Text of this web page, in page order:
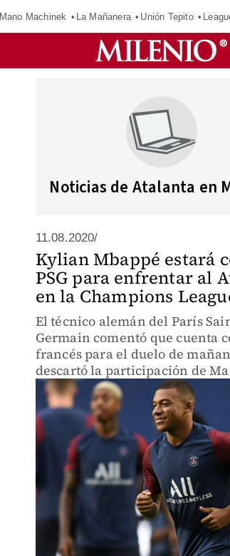
Mano Machinek La Mañanera Unión Tepito
Noticias de Atalanta en
11.08.2020/
Kylian Mbappé estará
PSG para enfrentar al
en la Champions
El técnico alemán del París
Germain comentó que cuenta
francés para el duelo de
descartó la participación de
Verratti